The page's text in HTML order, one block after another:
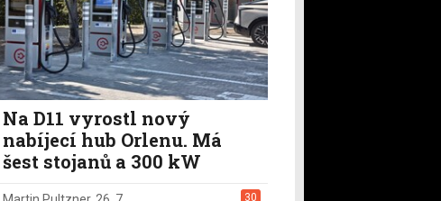
Na D11 vyrostl nový
nabíjecí hub Orlenu. Má
šest stojanů a 300 kW
30